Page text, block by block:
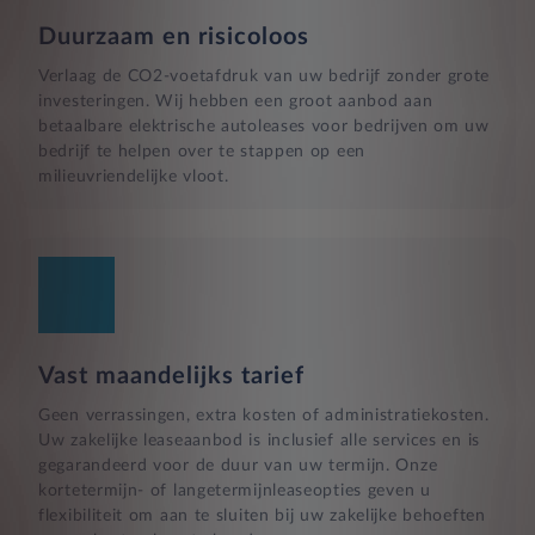
Duurzaam en risicoloos
Verlaag de CO2-voetafdruk van uw bedrijf zonder grote
investeringen. Wij hebben een groot aanbod aan
betaalbare elektrische autoleases voor bedrijven om uw
bedrijf te helpen over te stappen op een
milieuvriendelijke vloot.
Vast maandelijks tarief
Geen verrassingen, extra kosten of administratiekosten.
Uw zakelijke leaseaanbod is inclusief alle services en is
gegarandeerd voor de duur van uw termijn. Onze
kortetermijn- of langetermijnleaseopties geven u
flexibiliteit om aan te sluiten bij uw zakelijke behoeften